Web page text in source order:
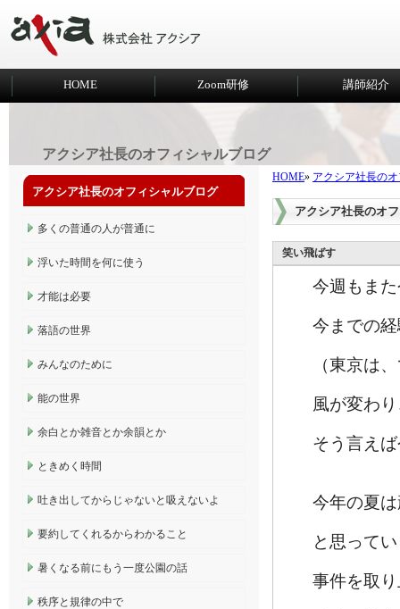
HOME Zoom研修 講師紹介
アクシア社長のオフィシャルブログ
HOME» アクシア社長の
アクシア社長のオ
笑い飛ばす
今週もま
今までの
（東京は
風が変わ
そう言え
今年の夏
と思って
事件を取
アクシア社長のオフィシャルブログ
多くの普通の人が普通に
浮いた時間を何に使う
才能は必要
落語の世界
みんなのために
能の世界
余白とか雑音とか余韻とか
ときめく時間
吐き出してからじゃないと吸えないよ
要約してくれるからわかること
暑くなる前にもう一度公園の話
秩序と規律の中で